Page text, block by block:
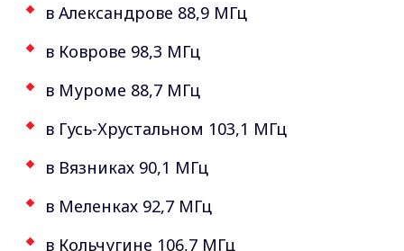
в Александрове 88,9 МГц
в Коврове 98,3 МГц
в Муроме 88,7 МГц
в Гусь-Хрустальном 103,1 МГц
в Вязниках 90,1 МГц
в Меленках 92,7 МГц
в Кольчугине 106,7 МГц